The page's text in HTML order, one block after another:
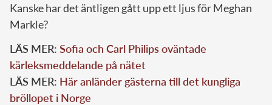
Kanske har det äntligen gått upp ett ljus för Meghan
Markle?
LÄS MER: Sofia och Carl Philips oväntade
kärleksmeddelande på nätet
LÄS MER: Här anländer gästerna till det kungliga
bröllopet i Norge